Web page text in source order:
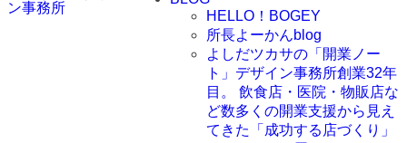
HELLO！BOGEY
所長よーかんblog
よしだツカサの「開業ノー
ト」 デザイン事務所創業32年
目。 飲食店・医院・物販店な
ど数多くの開業支援から見え
てきた「成功する店づくり」